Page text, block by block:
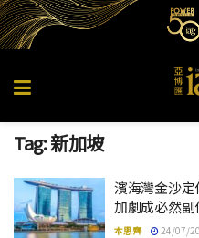
Tag:新加坡
濱海灣金沙
加劇成必然副
本思齊 24/07/